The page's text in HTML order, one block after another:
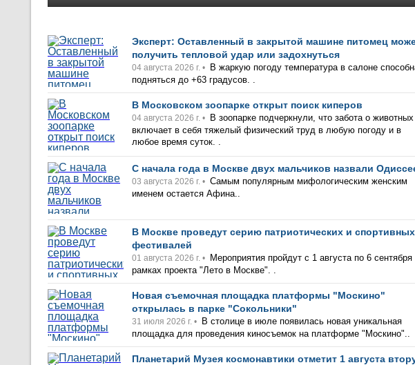
Эксперт: Оставленный в закрытой машине питомец
получить тепловой удар или задохнуться
04 августа 2026 г. •
В жаркую погоду температура в салоне
подняться до +63 градусов. .
В Московском зоопарке открыт поиск киперов
04 августа 2026 г. •
В зоопарке подчеркнули, что забота о животных
включает в себя тяжeлый физический труд в любую погоду и в
любое время суток. .
С начала года в Москве двух мальчиков назвали
03 августа 2026 г. • Самым популярным мифологическим женским
именем остается Афина..
В Москве проведут серию патриотических и спортивных
фестивалей
01 августа 2026 г. •
Мероприятия пройдут с 1 августа по 6 сентября
рамках проекта "Лето в Москве". .
Новая съемочная площадка платформы "Москино"
открылась в парке "Сокольники"
31 июля 2026 г. •
В столице в июле появилась новая уникальная
площадка для проведения киносъемок на платформе "Москино"..
Планетарий Музея космонавтики отметит 1 августа